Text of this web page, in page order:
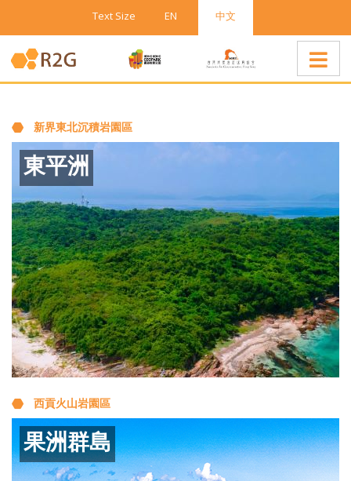
新界東北沉積岩園區
東平洲
印洲塘
西貢火山岩園區
果洲群島
糧船灣
Text Size EN 中文